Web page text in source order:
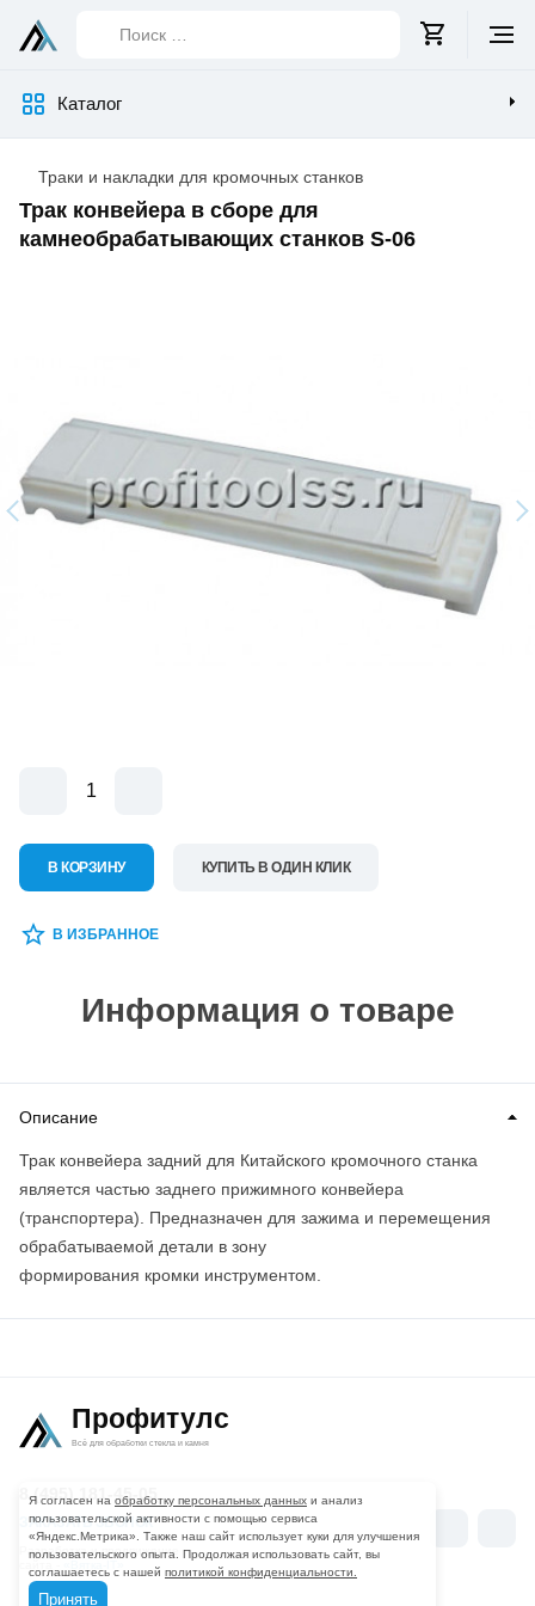
Каталог
Поиск
Траки и накладки для кромочных станков
Трак конвейера в сборе для
камнеобрабатывающих станков S-06
В КОРЗИНУ КУПИТЬ В ОДИН КЛИК
В ИЗБРАННОЕ
Информация о товаре
Описание
Трак конвейера задний для Китайского кромочного станка
является частью заднего прижимного конвейера
(транспортера). Предназначен для зажима и перемещения
обрабатываемой детали в зону
формирования кромки инструментом.
Профитулс
Всё для обработки стекла и камня
8 (495) 181-45-05
ЗАКАЗАТЬ ЗВОНОК
Разработка и продвижение
Я согласен на обработку персональных данных и анализ
пользовательской активности с помощью сервиса
«Яндекс.Метрика». Также наш сайт использует куки для улучшения
пользовательского опыта. Продолжая использовать сайт, вы
соглашаетесь с нашей политикой конфиденциальности.
Принять